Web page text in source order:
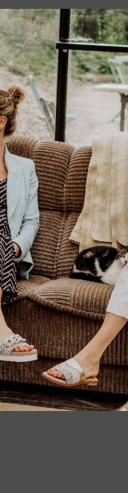
-21% KORTING
- Rio
Eva